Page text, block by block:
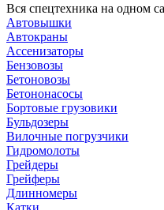
Вся спецтехника на одном
Автовышки
Автокраны
Ассенизаторы
Бензовозы
Бетоновозы
Бетононасосы
Бортовые грузовики
Бульдозеры
Вилочные погрузчики
Гидромолоты
Грейдеры
Грейферы
Длинномеры
Катки